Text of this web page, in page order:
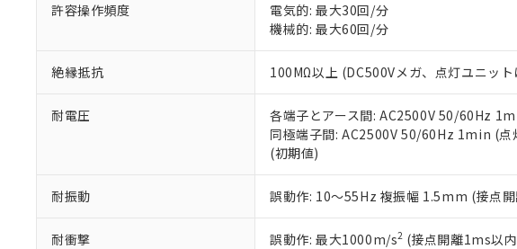
許容操作頻度
電気的: 最大30回/分
機械的: 最大60回/分
絶縁抵抗 100MΩ以上 (DC500Vメガ、点灯ユニット
耐電圧
各端子とアース間: AC2500V 50/60Hz
同極端子間: AC2500V 50/60Hz 1min (点
(初期値)
耐振動 誤動作: 10～55Hz 複振幅 1.5mm (接点
耐衝撃 誤動作: 最大1000m/s2 (接点開離1ms以
いる法人を指します。
EU RoHS指令（10物質）の非含有証明
51物質の非含有証明書（当社基準）
※本証明書は発行日時点で非含有を証
また、RoHS指令のフタル酸エステ
混在することから備考欄に対応日を
既に当社にて対応品への在庫切替を
り割愛しております。